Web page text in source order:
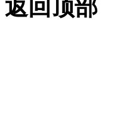
返回顶部